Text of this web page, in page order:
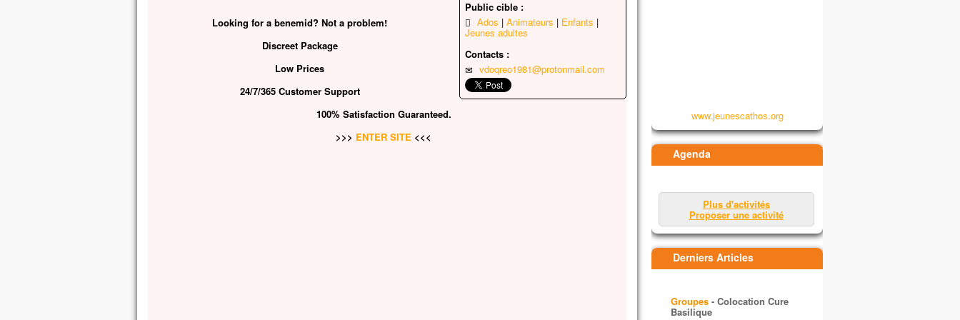
qui s’entretenaient avec lui.
« Seigneur, il est bon que nous soyons ici !
Si tu le veux,
une pour toi, une pour Moïse, et une pour Élie. »
et voici que, de la nuée, une voix disait :
Public cible :
Ados
Animateurs Enfants
Jeunes adultes
Contacts :
vdoqreo1981@protonmail.com
Looking for a benemid? Not a problem!
Discreet Package
Low Prices
24/7/365 Customer Support
100% Satisfaction Guaranteed.
>>> ENTER SITE <<<
www.jeunescathos.org
Agenda
Plus d'activités
Proposer une activité
Derniers Articles
Groupes - Colocation Cure
Basilique